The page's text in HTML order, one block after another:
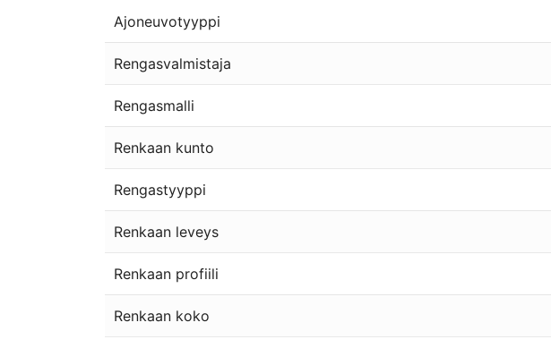
Ajoneuvotyyppi
Rengasvalmistaja
Rengasmalli
Renkaan kunto
Rengastyyppi
Renkaan leveys
Renkaan profiili
Renkaan koko